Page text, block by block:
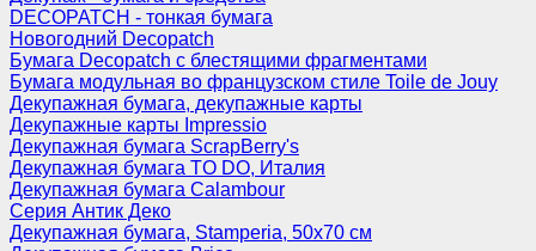
DECOPATCH - тонкая бумага
Новогодний Decopatch
Бумага Decopatch с блестящими фрагментами
Бумага модульная во французском стиле Toile de Jouy
Декупажная бумага, декупажные карты
Декупажные карты Impressio
Декупажная бумага ScrapBerry's
Декупажная бумага TO DO, Италия
Декупажная бумага Calambour
Серия Антик Деко
Декупажная бумага, Stamperia, 50х70 см